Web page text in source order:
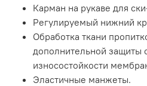
Карман на рукаве для
Регулируемый нижний
Обработка ткани
дополнительной защиты
износостойкости
Эластичные манжеты.